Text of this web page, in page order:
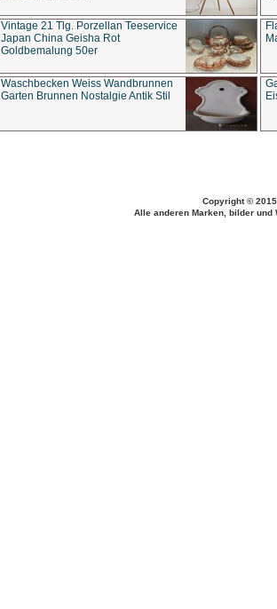
Vintage 21 Tlg. Porzellan Teeservice
Japan China Geisha Rot
Goldbemalung 50er
Waschbecken Weiss Wandbrunnen
Garten Brunnen Nostalgie Antik Stil
Copyright ©
Alle anderen Marken, bilder und